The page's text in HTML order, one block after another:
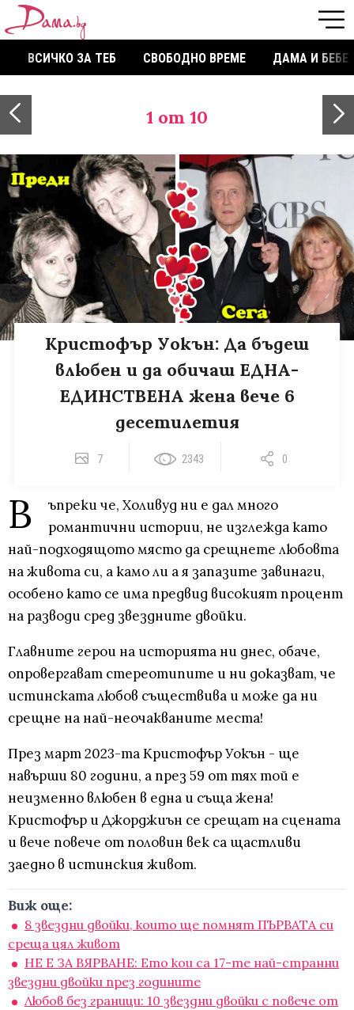
ВСИЧКО ЗА ТЕБ СВОБОДНО ВРЕМЕ ДАМА И БЕБЕ
1 от 10
Кристофър Уокън: Да бъдеш
влюбен и да обичаш ЕДНА-
ЕДИНСТВЕНА жена вече 6
десетилетия
7 2343 0
В
ъпреки че, Холивуд ни е дал много
романтични истории, не изглежда като
най-подходящото място да срещнете любовта
на живота си, а камо ли а я запазите завинаги,
особено като се има предвид високият процент
на разводи сред звездните двойки.
Главните герои на историята ни днес, обаче,
опровергават стереотипите и ни доказват, че
истинската любов съществива и може да ни
срещне на най-неочакваните места!
През март 2023-та Кристофър Уокън - ще
навърши 80 години, а през 59 от тях той е
неизменно влюбен в една и съща жена!
Кристофър и Джорджиън се срещат на сцената
и вече повече от половин век са щастливи
заедно в истинския живот.
Виж още:
8 звездни двойки, които ще помнят ПЪРВАТА си
среща цял живот
НЕ Е ЗА ВЯРВАНЕ: Ето кои са 17-те най-странни
звездни двойки през годините
Любов без граници: 10 звездни двойки с повече от